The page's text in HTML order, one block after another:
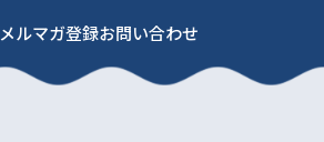
メルマガ登録お問い合わせ